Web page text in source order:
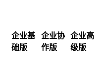
企业基
础版
企业协
作版
企业高
级版